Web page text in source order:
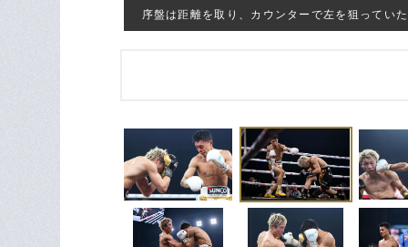
序盤は距離を取り、カウンターで左を狙って